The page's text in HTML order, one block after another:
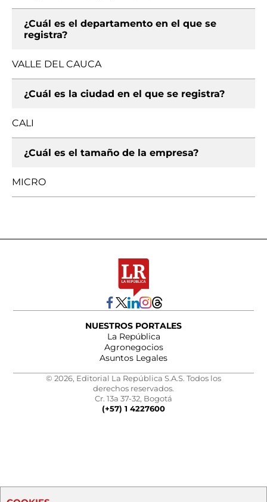
¿Cuál es el departamento en el que se
registra?
VALLE DEL CAUCA
¿Cuál es la ciudad en el que se registra?
CALI
¿Cuál es el tamaño de la empresa?
MICRO
NUESTROS PORTALES
La República
Agronegocios
Asuntos Legales
© 2026, Editorial La República S.A.S. Todos los
derechos reservados.
Cr. 13a 37-32, Bogotá
(+57) 1 4227600